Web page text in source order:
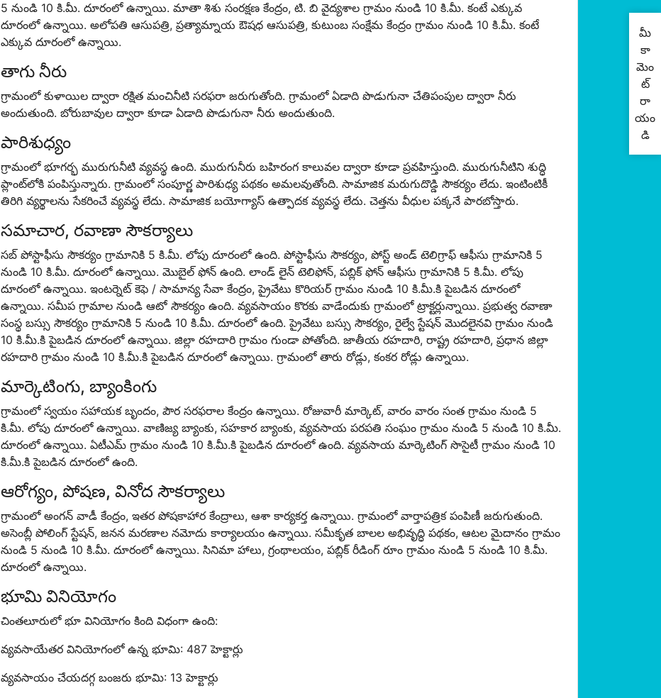
5 నుండి 10 కి.మీ. దూరంలో ఉన్నాయి. మాతా శిశు సంరక్షణ కేంద్రం, టి. బి వైద్యశాల గ్రామం నుండి 10 కి.మీ. కంటే ఎక్కువ
దూరంలో ఉన్నాయి. అలోపతి ఆసుపత్రి, ప్రత్యామ్నాయ ఔషధ ఆసుపత్రి, కుటుంబ సంక్షేమ కేంద్రం గ్రామం నుండి 10 కి.మీ. కంటే
ఎక్కువ దూరంలో ఉన్నాయి.
తాగు నీరు
గ్రామంలో కుళాయిల ద్వారా రక్షిత మంచినీటి సరఫరా జరుగుతోంది. గ్రామంలో ఏడాది పొడుగునా చేతిపంపుల ద్వారా నీరు
అందుతుంది. బోరుబావుల ద్వారా కూడా ఏడాది పొడుగునా నీరు అందుతుంది.
పారిశుధ్యం
గ్రామంలో భూగర్భ మురుగునీటి వ్యవస్థ ఉంది. మురుగునీరు బహిరంగ కాలువల ద్వారా కూడా ప్రవహిస్తుంది. మురుగునీటిని శుద్ధి
ప్లాంట్‌లోకి పంపిస్తున్నారు. గ్రామంలో సంపూర్ణ పారిశుధ్య పథకం అమలవుతోంది. సామాజిక మరుగుదొడ్డి సౌకర్యం లేదు. ఇంటింటికీ
తిరిగి వ్యర్థాలను సేకరించే వ్యవస్థ లేదు. సామాజిక బయోగ్యాస్ ఉత్పాదక వ్యవస్థ లేదు. చెత్తను వీధుల పక్కనే పారబోస్తారు.
సమాచార, రవాణా సౌకర్యాలు
సబ్ పోస్టాఫీసు సౌకర్యం గ్రామానికి 5 కి.మీ. లోపు దూరంలో ఉంది. పోస్టాఫీసు సౌకర్యం, పోస్ట్ అండ్ టెలిగ్రాఫ్ ఆఫీసు గ్రామానికి 5
నుండి 10 కి.మీ. దూరంలో ఉన్నాయి. మొబైల్ ఫోన్ ఉంది. లాండ్ లైన్ టెలిఫోన్, పబ్లిక్ ఫోన్ ఆఫీసు గ్రామానికి 5 కి.మీ. లోపు
దూరంలో ఉన్నాయి. ఇంటర్నెట్ కెఫె / సామాన్య సేవా కేంద్రం, ప్రైవేటు కొరియర్ గ్రామం నుండి 10 కి.మీ.కి పైబడిన దూరంలో
ఉన్నాయి. సమీప గ్రామాల నుండి ఆటో సౌకర్యం ఉంది. వ్యవసాయం కొరకు వాడేందుకు గ్రామంలో ట్రాక్టర్లున్నాయి. ప్రభుత్వ రవాణా
సంస్థ బస్సు సౌకర్యం గ్రామానికి 5 నుండి 10 కి.మీ. దూరంలో ఉంది. ప్రైవేటు బస్సు సౌకర్యం, రైల్వే స్టేషన్ మొదలైనవి గ్రామం నుండి
10 కి.మీ.కి పైబడిన దూరంలో ఉన్నాయి. జిల్లా రహదారి గ్రామం గుండా పోతోంది. జాతీయ రహదారి, రాష్ట్ర రహదారి, ప్రధాన జిల్లా
రహదారి గ్రామం నుండి 10 కి.మీ.కి పైబడిన దూరంలో ఉన్నాయి. గ్రామంలో తారు రోడ్లు, కంకర రోడ్లు ఉన్నాయి.
మార్కెటింగు, బ్యాంకింగు
గ్రామంలో స్వయం సహాయక బృందం, పౌర సరఫరాల కేంద్రం ఉన్నాయి. రోజువారీ మార్కెట్, వారం వారం సంత గ్రామం నుండి 5
కి.మీ. లోపు దూరంలో ఉన్నాయి. వాణిజ్య బ్యాంకు, సహకార బ్యాంకు, వ్యవసాయ పరపతి సంఘం గ్రామం నుండి 5 నుండి 10 కి.మీ.
దూరంలో ఉన్నాయి. ఏటీఎమ్ గ్రామం నుండి 10 కి.మీ.కి పైబడిన దూరంలో ఉంది. వ్యవసాయ మార్కెటింగ్ సొసైటీ గ్రామం నుండి 10
కి.మీ.కి పైబడిన దూరంలో ఉంది.
ఆరోగ్యం, పోషణ, వినోద సౌకర్యాలు
గ్రామంలో అంగన్ వాడీ కేంద్రం, ఇతర పోషకాహార కేంద్రాలు, ఆశా కార్యకర్త ఉన్నాయి. గ్రామంలో వార్తాపత్రిక పంపిణీ జరుగుతుంది.
అసెంబ్లీ పోలింగ్ స్టేషన్, జనన మరణాల నమోదు కార్యాలయం ఉన్నాయి. సమీకృత బాలల అభివృద్ధి పథకం, ఆటల మైదానం గ్రామం
నుండి 5 నుండి 10 కి.మీ. దూరంలో ఉన్నాయి. సినిమా హాలు, గ్రంథాలయం, పబ్లిక్ రీడింగ్ రూం గ్రామం నుండి 5 నుండి 10 కి.మీ.
దూరంలో ఉన్నాయి.
భూమి వినియోగం
చింతలూరులో భూ వినియోగం కింది విధంగా ఉంది:
వ్యవసాయేతర వినియోగంలో ఉన్న భూమి: 487 హెక్టార్లు
వ్యవసాయం చేయదగ్గ బంజరు భూమి: 13 హెక్టార్లు
మీ
కా
మెం
ట్
రా
యం
డి